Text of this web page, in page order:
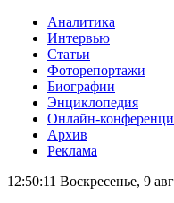
Аналитика
Интервью
Статьи
Фоторепортажи
Биографии
Энциклопедия
Онлайн-
Архив
Реклама
12:50:12 Воскресенье, 9